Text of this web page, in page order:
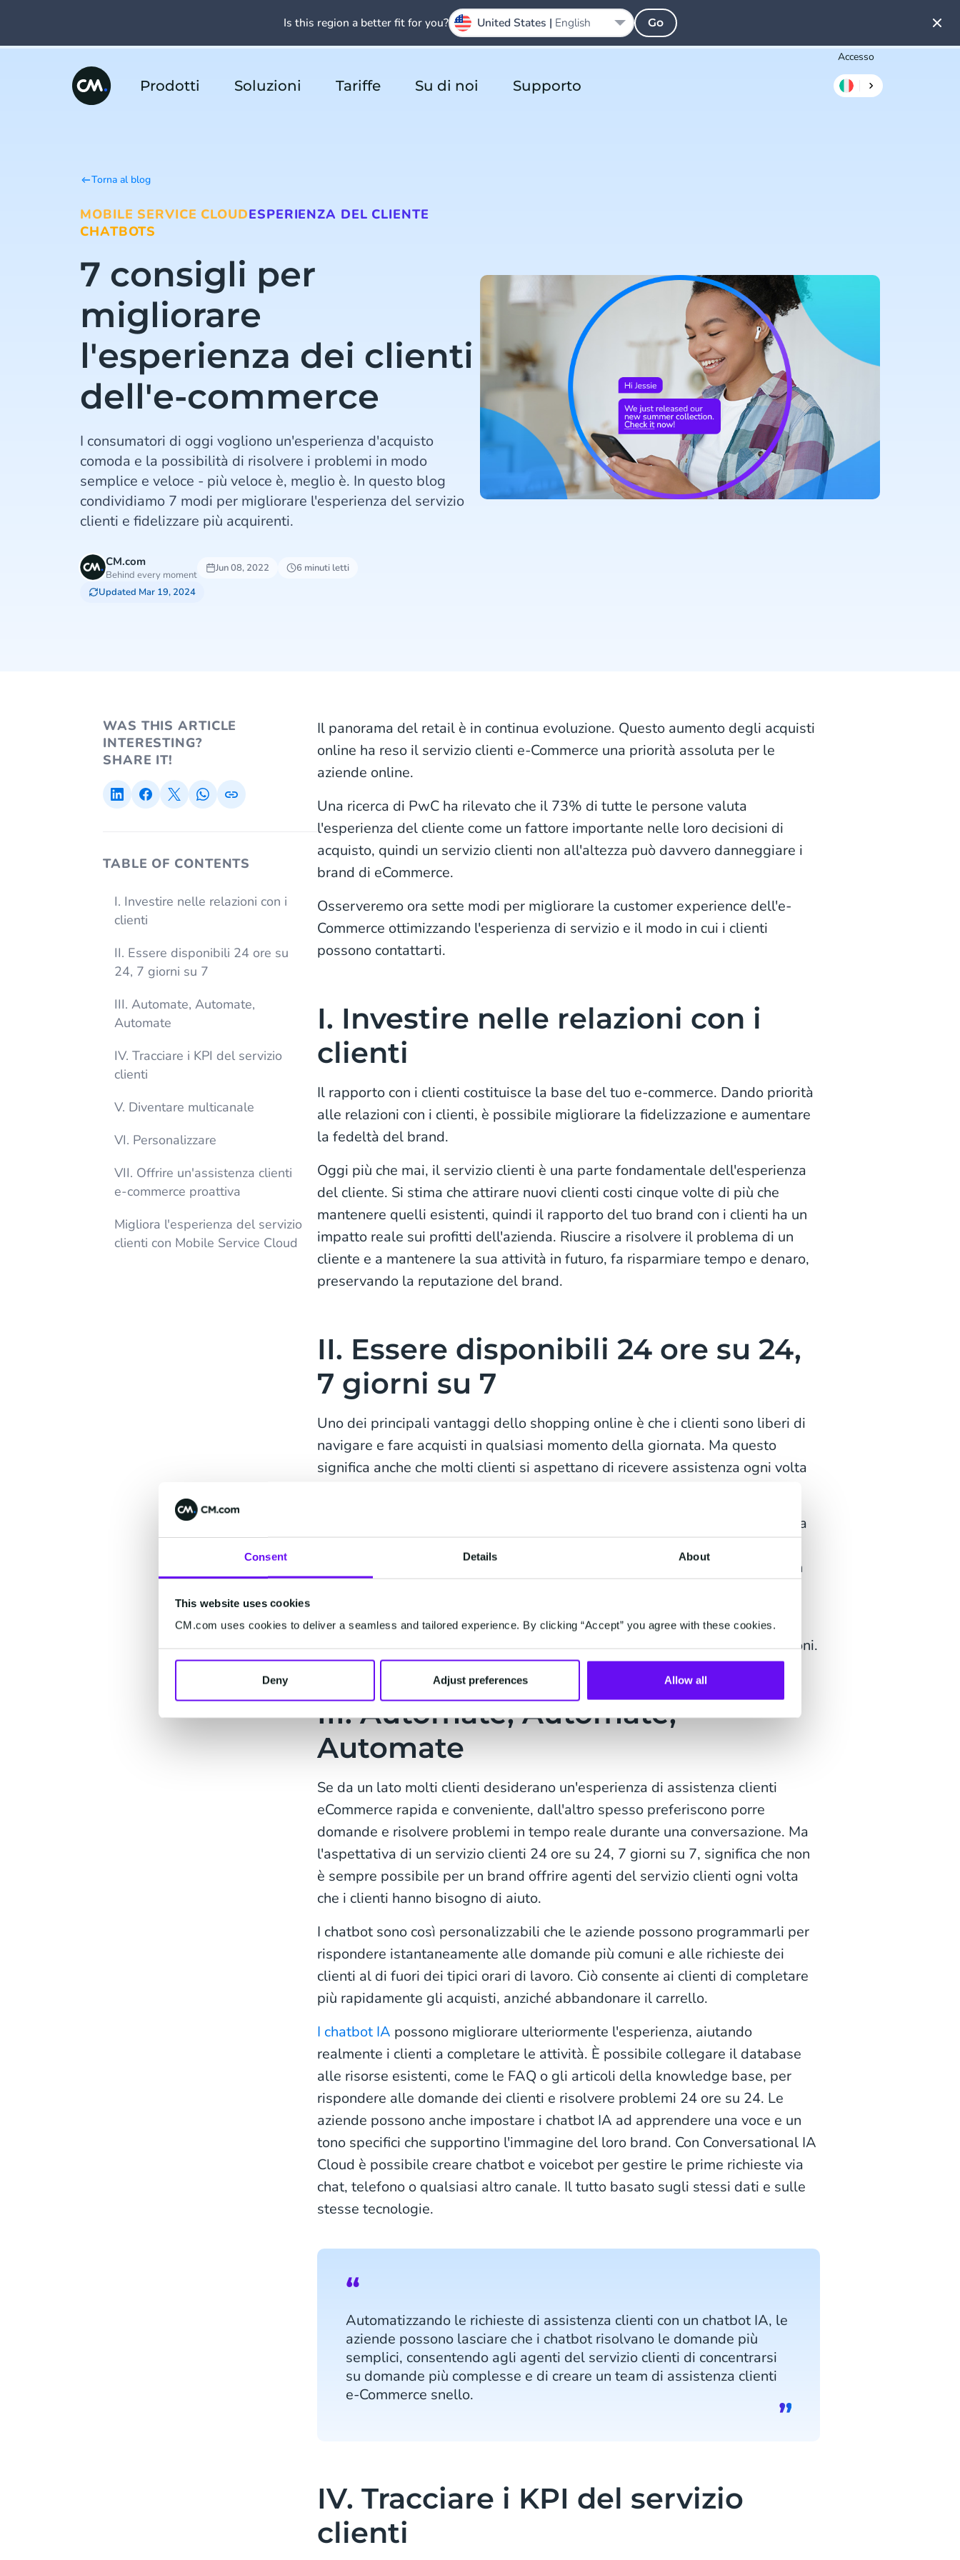
Consent Details About
This website uses cookies
CM.com uses cookies to deliver a seamless and tailored experience. By clicking “Accept” you agree with these cookies.
Deny Adjust preferences Allow all
Accesso
Prodotti Soluzioni Tariffe Su di noi Supporto
Torna al blog
MOBILE SERVICE CLOUDESPERIENZA DEL CLIENTE
CHATBOTS
7 consigli per
migliorare
l'esperienza dei clienti
dell'e-commerce
I consumatori di oggi vogliono un'esperienza d'acquisto
comoda e la possibilità di risolvere i problemi in modo
semplice e veloce - più veloce è, meglio è. In questo blog
condividiamo 7 modi per migliorare l'esperienza del servizio
clienti e fidelizzare più acquirenti.
CM.com
Behind every moment
Jun 08, 2022
6 minuti letti
Updated Mar 19, 2024
WAS THIS ARTICLE
INTERESTING?
SHARE IT!
TABLE OF CONTENTS
I. Investire nelle relazioni con i
clienti
II. Essere disponibili 24 ore su
24, 7 giorni su 7
III. Automate, Automate,
Automate
IV. Tracciare i KPI del servizio
clienti
V. Diventare multicanale
VI. Personalizzare
VII. Offrire un'assistenza clienti
e-commerce proattiva
Migliora l'esperienza del servizio
clienti con Mobile Service Cloud
Il panorama del retail è in continua evoluzione. Questo aumento degli acquisti
online ha reso il servizio clienti e-Commerce una priorità assoluta per le
aziende online.
Una ricerca di PwC ha rilevato che il 73% di tutte le persone valuta
l'esperienza del cliente come un fattore importante nelle loro decisioni di
acquisto, quindi un servizio clienti non all'altezza può davvero danneggiare i
brand di eCommerce.
Osserveremo ora sette modi per migliorare la customer experience dell'e-
Commerce ottimizzando l'esperienza di servizio e il modo in cui i clienti
possono contattarti.
I. Investire nelle relazioni con i
clienti
Il rapporto con i clienti costituisce la base del tuo e-commerce. Dando priorità
alle relazioni con i clienti, è possibile migliorare la fidelizzazione e aumentare
la fedeltà del brand.
Oggi più che mai, il servizio clienti è una parte fondamentale dell'esperienza
del cliente. Si stima che attirare nuovi clienti costi cinque volte di più che
mantenere quelli esistenti, quindi il rapporto del tuo brand con i clienti ha un
impatto reale sui profitti dell'azienda. Riuscire a risolvere il problema di un
cliente e a mantenere la sua attività in futuro, fa risparmiare tempo e denaro,
preservando la reputazione del brand.
II. Essere disponibili 24 ore su 24,
7 giorni su 7
Uno dei principali vantaggi dello shopping online è che i clienti sono liberi di
navigare e fare acquisti in qualsiasi momento della giornata. Ma questo
significa anche che molti clienti si aspettano di ricevere assistenza ogni volta
Per migliorare l'esperienza dei clienti, molte aziende online offrono una linea
telefono o di un'opzione di chat dal vivo che mette in contatto i clienti con un
Per rendere questo servizio più efficace e meno dispendioso in termini di
tempo, i brand possono utilizzare i chatbot per automatizzare le conversazioni.
III. Automate, Automate,
Automate
Se da un lato molti clienti desiderano un'esperienza di assistenza clienti
eCommerce rapida e conveniente, dall'altro spesso preferiscono porre
domande e risolvere problemi in tempo reale durante una conversazione. Ma
l'aspettativa di un servizio clienti 24 ore su 24, 7 giorni su 7, significa che non
è sempre possibile per un brand offrire agenti del servizio clienti ogni volta
che i clienti hanno bisogno di aiuto.
I chatbot sono così personalizzabili che le aziende possono programmarli per
rispondere istantaneamente alle domande più comuni e alle richieste dei
clienti al di fuori dei tipici orari di lavoro. Ciò consente ai clienti di completare
più rapidamente gli acquisti, anziché abbandonare il carrello.
I chatbot IA possono migliorare ulteriormente l'esperienza, aiutando
realmente i clienti a completare le attività. È possibile collegare il database
alle risorse esistenti, come le FAQ o gli articoli della knowledge base, per
rispondere alle domande dei clienti e risolvere problemi 24 ore su 24. Le
aziende possono anche impostare i chatbot IA ad apprendere una voce e un
tono specifici che supportino l'immagine del loro brand. Con Conversational IA
Cloud è possibile creare chatbot e voicebot per gestire le prime richieste via
chat, telefono o qualsiasi altro canale. Il tutto basato sugli stessi dati e sulle
stesse tecnologie.
Automatizzando le richieste di assistenza clienti con un chatbot IA, le
aziende possono lasciare che i chatbot risolvano le domande più
semplici, consentendo agli agenti del servizio clienti di concentrarsi
su domande più complesse e di creare un team di assistenza clienti
e-Commerce snello.
IV. Tracciare i KPI del servizio
clienti
Is this region a better fit for you? United States | English Go